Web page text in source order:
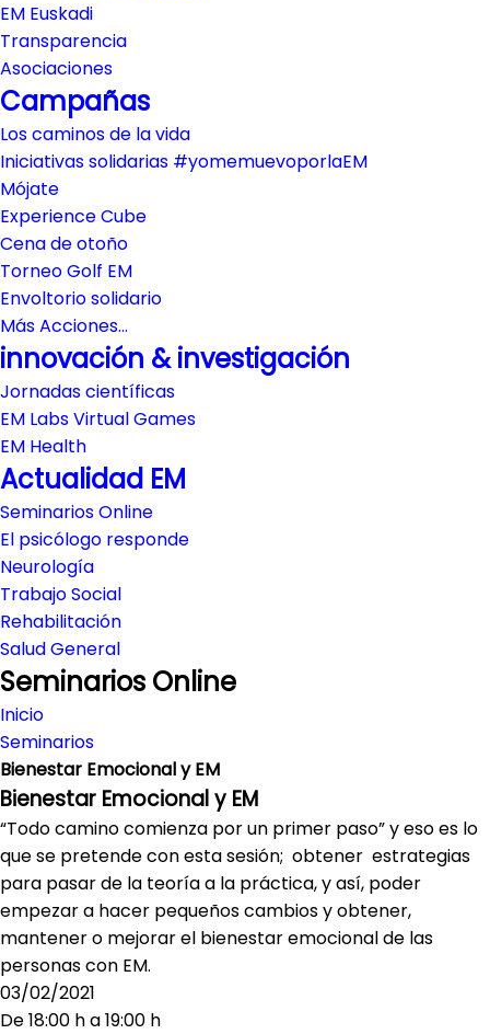
EM Euskadi
Transparencia
Asociaciones
Campañas
Los caminos de la vida
Iniciativas solidarias #yomemuevoporlaEM
Mójate
Experience Cube
Cena de otoño
Torneo Golf EM
Envoltorio solidario
Más Acciones…
innovación & investigación
Jornadas científicas
EM Labs Virtual Games
EM Health
Actualidad EM
Seminarios Online
El psicólogo responde
Neurología
Trabajo Social
Rehabilitación
Salud General
Seminarios Online
Inicio
Seminarios
Bienestar Emocional y EM
Bienestar Emocional y EM
“Todo camino comienza por un primer paso” y eso es lo
que se pretende con esta sesión; obtener estrategias
para pasar de la teoría a la práctica, y así, poder
empezar a hacer pequeños cambios y obtener,
mantener o mejorar el bienestar emocional de las
personas con EM.
03/02/2021
De 18:00 h a 19:00 h